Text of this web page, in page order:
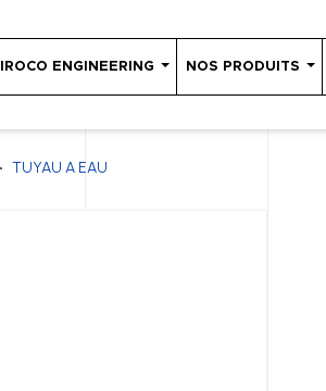
ENGINEERING NOS PRODUITS
TUYAU A EAU